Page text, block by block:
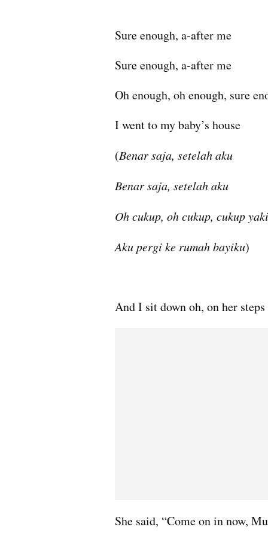
Sure enough, a-after me
Sure enough, a-after me
Oh enough, oh enough, sure
I went to my baby’s house
(Benar saja, setelah aku
Benar saja, setelah aku
Oh cukup, oh cukup, cukup
Aku pergi ke rumah bayiku)
And I sit down oh, on her steps
She said, “Come on in now,